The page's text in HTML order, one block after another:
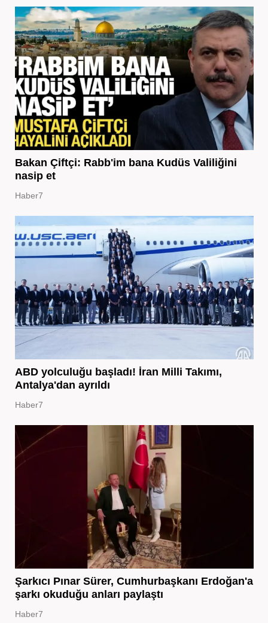
Bakan Çiftçi: Rabb'im bana Kudüs Valiliğini
nasip et
Haber7
ABD yolculuğu başladı! İran Milli Takımı,
Antalya'dan ayrıldı
Haber7
Şarkıcı Pınar Sürer, Cumhurbaşkanı Erdoğan'a
şarkı okuduğu anları paylaştı
Haber7